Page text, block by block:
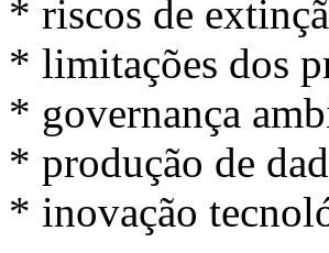
* riscos de
* limitações dos
* governança
* produção de
* inovação